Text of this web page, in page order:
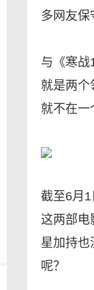
多网友保
与《寒战
就是两个
就不在一
截至6月
这两部电
星加持也
呢？